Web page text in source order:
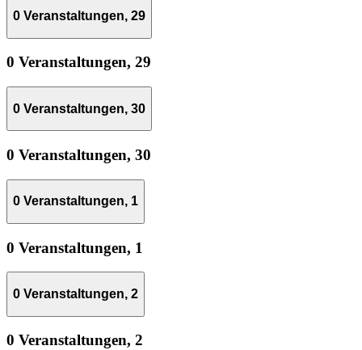
0 Veranstaltungen, 29
0 Veranstaltungen, 29
0 Veranstaltungen, 30
0 Veranstaltungen, 30
0 Veranstaltungen, 1
0 Veranstaltungen, 1
0 Veranstaltungen, 2
0 Veranstaltungen, 2